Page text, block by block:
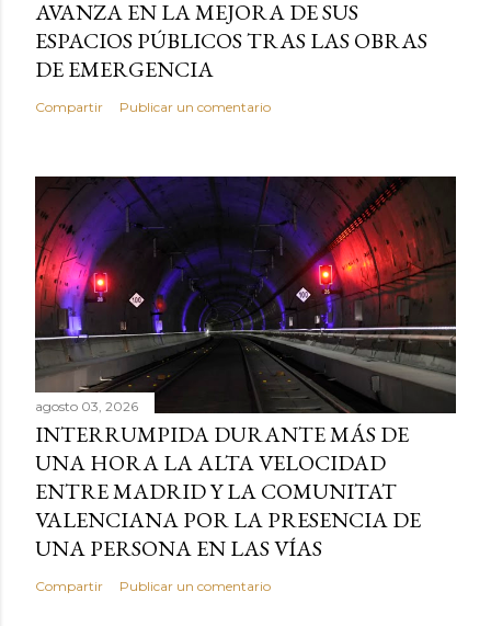
AVANZA EN LA MEJORA DE SUS
ESPACIOS PÚBLICOS TRAS LAS OBRAS
DE EMERGENCIA
Compartir Publicar un comentario
agosto 03, 2026
INTERRUMPIDA DURANTE MÁS DE
UNA HORA LA ALTA VELOCIDAD
ENTRE MADRID Y LA COMUNITAT
VALENCIANA POR LA PRESENCIA DE
UNA PERSONA EN LAS VÍAS
Compartir Publicar un comentario